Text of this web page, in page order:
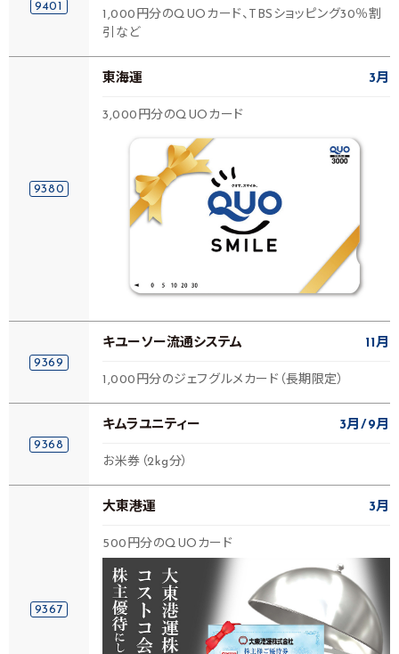
9401
1,000円分のQUOカード、TBSショッピング30％割
引など
9380
東海運 3月
3,000円分のQUOカード
9369
キユーソー流通システム 11月
1,000円分のジェフグルメカード（長期限定）
9368
キムラユニティー 3月 9月
お米券（2kg分）
9367
大東港運 3月
500円分のQUOカード